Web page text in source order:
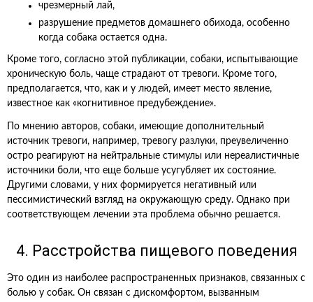
чрезмерный лай,
разрушение предметов домашнего обихода, особенно
когда собака остается одна.
Кроме того, согласно этой публикации, собаки, испытывающие
хроническую боль, чаще страдают от тревоги. Кроме того,
предполагается, что, как и у людей, имеет место явление,
известное как «когнитивное предубеждение».
По мнению авторов, собаки, имеющие дополнительный
источник тревоги, например, тревогу разлуки, преувеличенно
остро реагируют на нейтральные стимулы или нереалистичные
источники боли, что еще больше усугубляет их состояние.
Другими словами, у них формируется негативный или
пессимистический взгляд на окружающую среду. Однако при
соответствующем лечении эта проблема обычно решается.
4. Расстройства пищевого поведения
Это один из наиболее распространенных признаков, связанных с
болью у собак. Он связан с дискомфортом, вызванным